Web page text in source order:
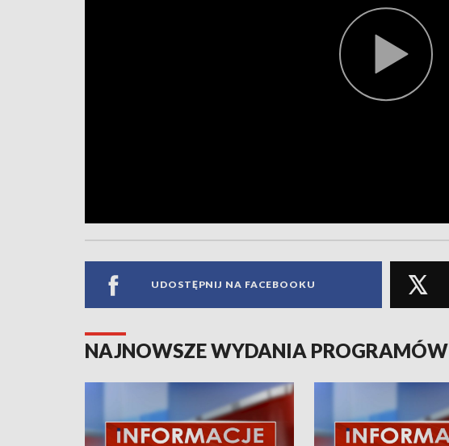
UDOSTĘPNIJ NA FACEBOOKU
NAJNOWSZE WYDANIA PROGRAMÓW